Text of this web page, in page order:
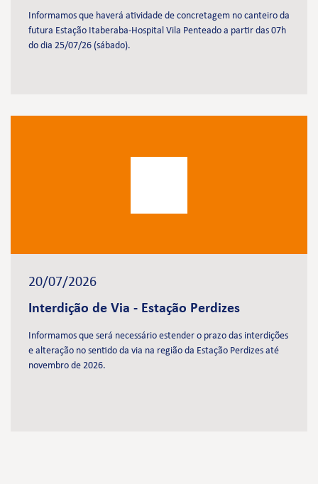
Informamos que haverá atividade de concretagem no canteiro da
futura Estação Itaberaba-Hospital Vila Penteado a partir das 07h
do dia 25/07/26 (sábado).
20/07/2026
Interdição de Via - Estação Perdizes
Informamos que será necessário estender o prazo das interdições
e alteração no sentido da via na região da Estação Perdizes até
novembro de 2026.